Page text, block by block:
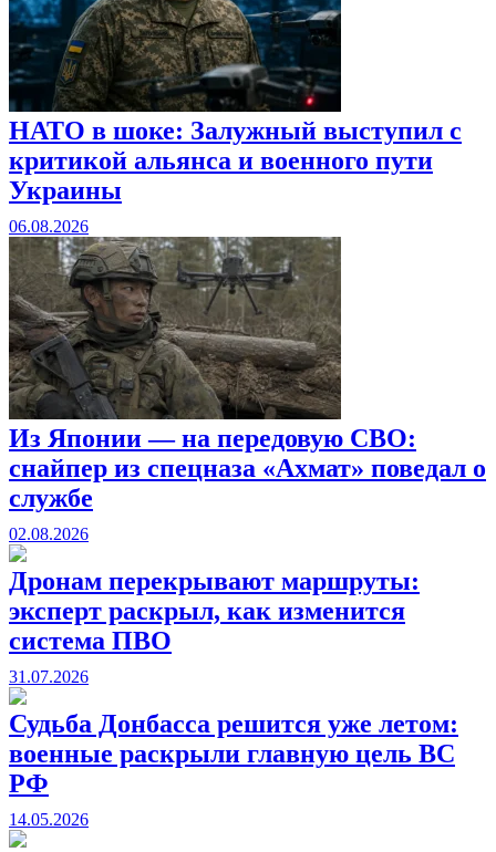
НАТО в шоке: Залужный выступил с
критикой альянса и военного пути
Украины
06.08.2026
Из Японии — на передовую СВО:
снайпер из спецназа «Ахмат» поведал о
службе
02.08.2026
Дронам перекрывают маршруты:
эксперт раскрыл, как изменится
система ПВО
31.07.2026
Судьба Донбасса решится уже летом:
военные раскрыли главную цель ВС
РФ
14.05.2026